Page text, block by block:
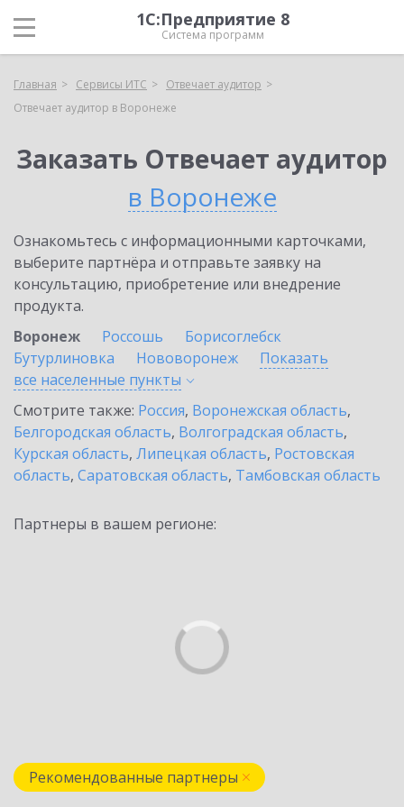
1С:Предприятие 8
Система программ
Главная Сервисы ИТС
Отвечает аудитор
Отвечает аудитор в Воронеже
Заказать Отвечает аудитор
в Воронеже
Ознакомьтесь с информационными карточками,
выберите партнёра и отправьте заявку на
консультацию, приобретение или внедрение
продукта.
Воронеж
Россошь
Борисоглебск
Бутурлиновка
Нововоронеж
Показать
все населенные пункты
Смотрите также: Россия, Воронежская область,
Белгородская область, Волгоградская область,
Курская область, Липецкая область, Ростовская
область, Саратовская область, Тамбовская область
Партнеры в вашем регионе:
Рекомендованные партнеры